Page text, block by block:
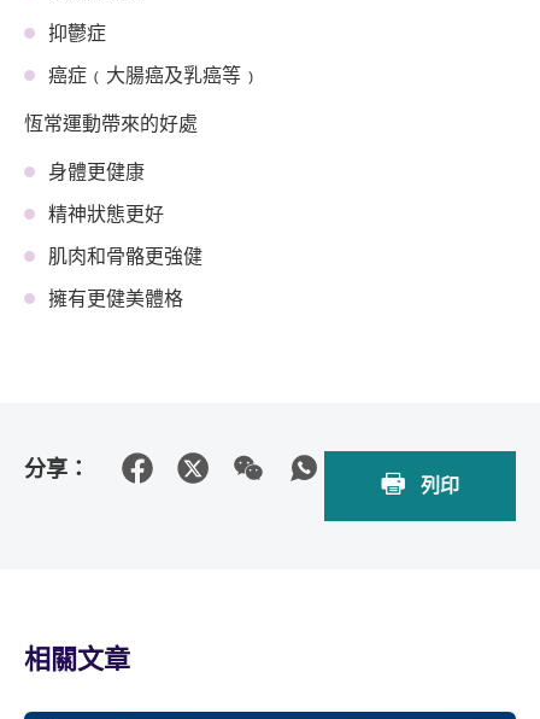
抑鬱症
癌症﹙大腸癌及乳癌等﹚
恆常運動帶來的好處
身體更健康
精神狀態更好
肌肉和骨骼更強健
擁有更健美體格
分享：
列印
相關文章